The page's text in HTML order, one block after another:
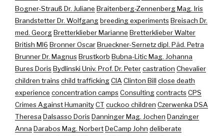
Bogner-Strauß Dr. Juliane Braitenberg-Zennenberg Mag. Iris
Brandstetter Dr. Wolfgangbreeding experimentsBreisach Dr.
med. GeorgBretterklieber Marianne Bretterklieber Walter
British MI6 Bronner OscarBrueckner-Sernetz dipl. Päd. Petra
Brunner Dr. MagnusBrustkorb Bubna-Litic Mag. Johanna
Bures DorisBydlinski Univ. Prof. Dr. Petercastration Chevalier
children trainschild traffickingCIA Clinton Bill close death
experience concentration campsConsultingcontractsCPS
Crimes Against HumanityCT cuckoo children Czerwenka DSA
Theresa Dalsasso DorisDanninger Mag. Jochen Danzinger
Anna Darabos Mag. NorbertDeCamp John deliberate